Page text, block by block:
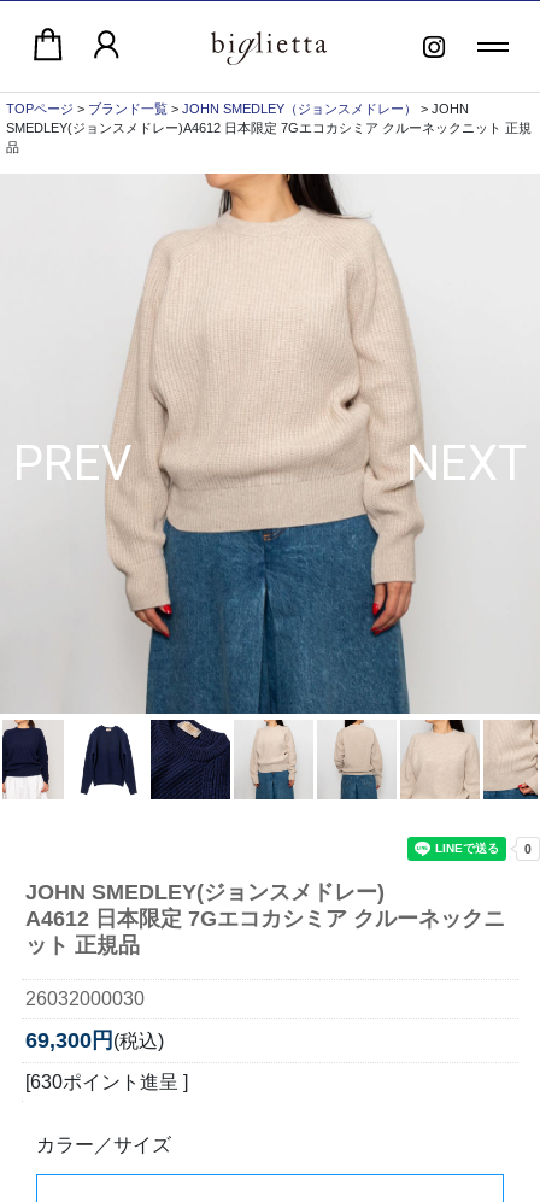
TOPページ > ブランド一覧 > JOHN SMEDLEY（ジョンスメドレー）
> JOHN
SMEDLEY(ジョンスメドレー)A4612 日本限定 7Gエコカシミア クルーネックニット 正規
品
JOHN SMEDLEY(ジョンスメドレー)
A4612 日本限定 7Gエコカシミア クルーネックニ
ット 正規品
26032000030
69,300円 (税込)
[630ポイント進呈 ]
カラー／サイズ